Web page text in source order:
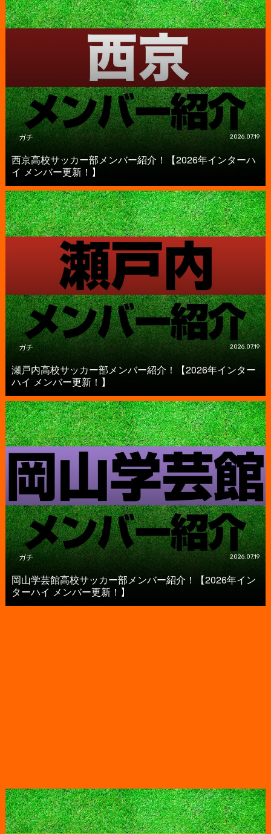
ガチ 2026.07.19
西京高校サッカー部メンバー紹介！【2026年インターハ
イ メンバー更新！】
ガチ 2026.07.19
瀬戸内高校サッカー部メンバー紹介！【2026年インター
ハイ メンバー更新！】
ガチ 2026.07.19
岡山学芸館高校サッカー部メンバー紹介！【2026年イン
ターハイ メンバー更新！】